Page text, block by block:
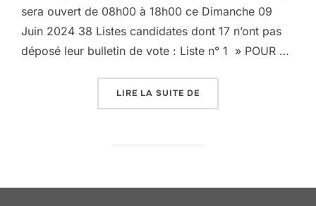
sera ouvert de 08h00 à 18h00 ce Dimanche 09
Juin 2024 38 Listes candidates dont 17 n’ont pas
déposé leur bulletin de vote : Liste n° 1 » POUR …
LIRE LA SUITE DE